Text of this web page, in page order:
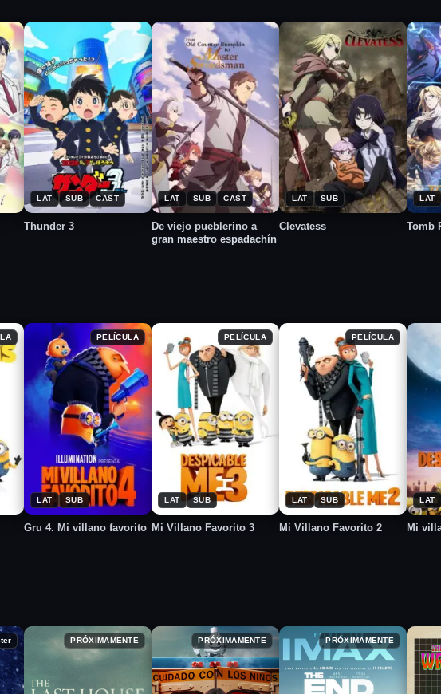
LAT SUB CAST
★
2026
Thunder 3
LAT SUB CAST
★
7.2
2025
De viejo pueblerino a
gran maestro espadachín
LAT SUB
8.8
2025
Clevatess
LAT
★
8.1
Tomb
PELÍCULA
LAT SUB
7.0
2024
Gru 4. Mi villano favorito
PELÍCULA
LAT SUB
2017
Mi Villano Favorito 3
PELÍCULA
LAT SUB
2013
Mi Villano Favorito 2
LAT
7.3
Mi
PRÓXIMAMENTE PRÓXIMAMENTE PRÓXIMAMENTE